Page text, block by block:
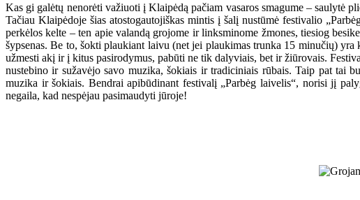
Kas gi galėtų nenorėti važiuoti į Klaipėdą pačiam vasaros smagume –
Tačiau Klaipėdoje šias atostogautojiškas mintis į šalį nustūmė festivalio
perkėlos kelte – ten apie valandą grojome ir linksminome žmones, tiesiog
šypsenas. Be to, šokti plaukiant laivu (net jei plaukimas trunka 15 minučių)
užmesti akį ir į kitus pasirodymus, pabūti ne tik dalyviais, bet ir žiūrovais.
nustebino ir sužavėjo savo muzika, šokiais ir tradiciniais rūbais. Taip pat tai
muzika ir šokiais. Bendrai apibūdinant festivalį „Parbėg laivelis“, norisi jį
negaila, kad nespėjau pasimaudyti jūroje!